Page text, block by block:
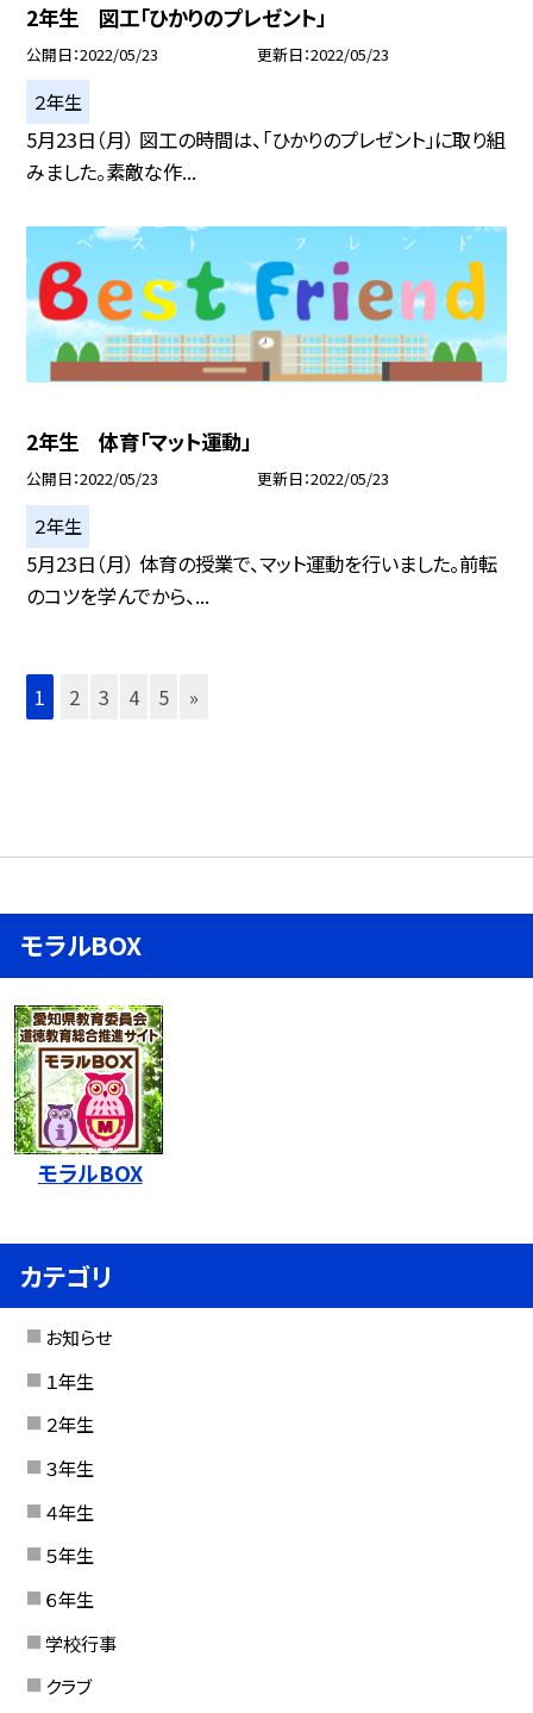
2年生 図工「ひかりのプレゼント」
公開日 2022/05/23 更新日 2022/05/23
２年生
5月23日（月） 図工の時間は、「ひかりのプレゼント」に取り組
みました。素敵な作...
2年生 体育「マット運動」
公開日 2022/05/23 更新日 2022/05/23
２年生
5月23日（月） 体育の授業で、マット運動を行いました。前転
のコツを学んでから、...
1 2 3 4 5 »
モラルBOX
モラルBOX
カテゴリ
お知らせ
１年生
２年生
３年生
４年生
５年生
６年生
学校行事
クラブ